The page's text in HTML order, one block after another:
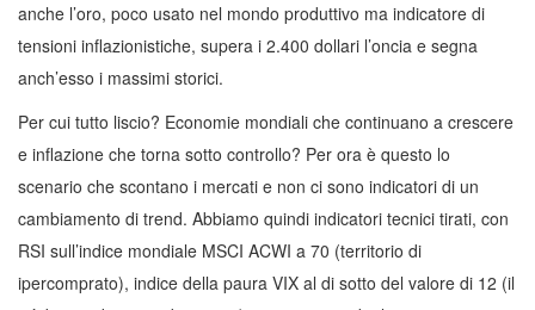
anche l’oro, poco usato nel mondo produttivo ma indicatore di
tensioni inflazionistiche, supera i 2.400 dollari l’oncia e segna
anch’esso i massimi storici.
Per cui tutto liscio? Economie mondiali che continuano a crescere
e inflazione che torna sotto controllo? Per ora è questo lo
scenario che scontano i mercati e non ci sono indicatori di un
cambiamento di trend. Abbiamo quindi indicatori tecnici tirati, con
RSI sull’indice mondiale MSCI ACWI a 70 (territorio di
ipercomprato), indice della paura VIX al di sotto del valore di 12 (il